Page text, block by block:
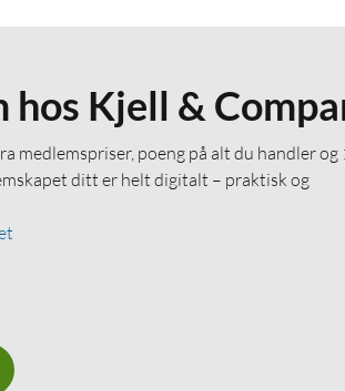
hos Kjell &
medlemspriser, poeng på alt du handler og
ditt er helt digitalt – praktisk og